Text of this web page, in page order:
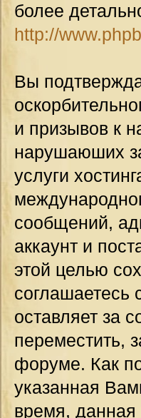
более
http://
Вы
и призывов к
нарушаюших
услуги
сообщений,
аккаунт и
этой целью
соглашаетесь
оставляет за
переместить,
форуме. Как
указанная
время, данная